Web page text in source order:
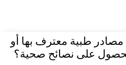
طبية معترف بها أو
على نصائح صحية؟